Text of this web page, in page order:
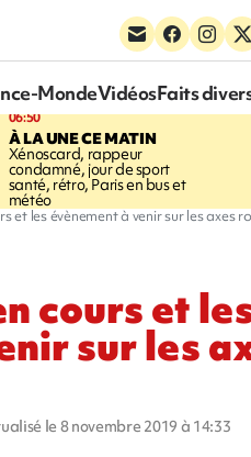
MondeVidéosFaits
06:50
À LA UNE CE MATIN
Xénoscard, rappeur
condamné, jour de sport
santé, rétro, Paris en bus et
météo
et les évènement à venir sur les axes
cours et
sur les
le 8 novembre 2019 à 14:33